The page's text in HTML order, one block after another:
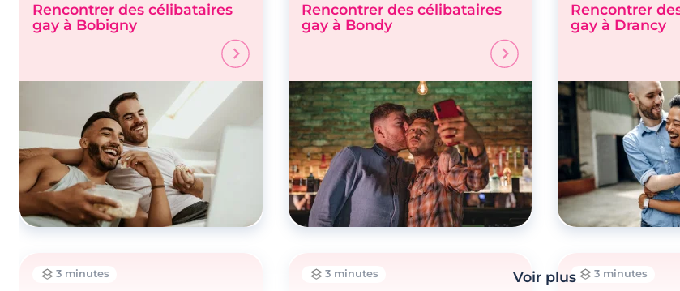
Rencontrer des célibataires
gay à Bobigny
Rencontrer des célibataires
gay à Bondy
Rencontrer
gay à Drancy
3 minutes 3 minutes 3 minutes
Voir plus